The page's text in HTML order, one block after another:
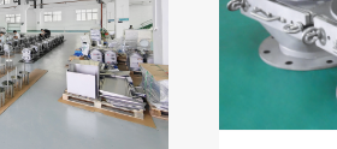
vakaa
Katso